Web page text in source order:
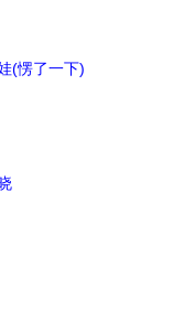
(愣了一下)